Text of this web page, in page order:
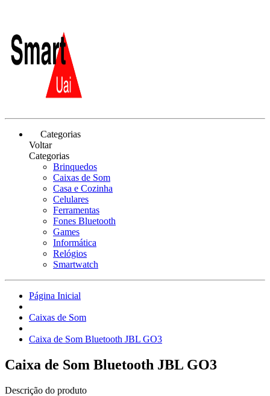
Categorias
Voltar
Categorias
Brinquedos
Caixas de Som
Casa e Cozinha
Celulares
Ferramentas
Fones Bluetooth
Games
Informática
Relógios
Smartwatch
Página Inicial
Caixas de Som
Caixa de Som Bluetooth JBL GO3
Caixa de Som Bluetooth JBL GO3
Descrição do produto